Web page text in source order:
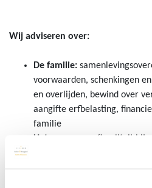
Wij adviseren over:
De familie:
voorwaarden, schenkingen
en overlijden, bewind over
aangifte erfbelasting,
familie
Het vermogen:
fiscaliteit bij
woning in het buitenland),
rekening,